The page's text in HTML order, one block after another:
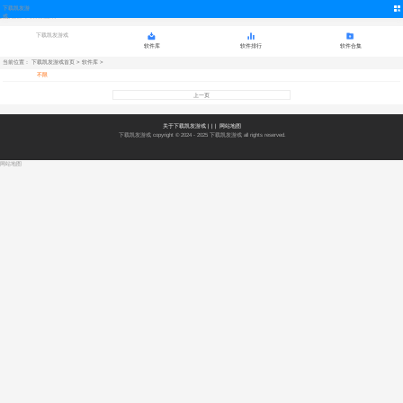
旅游住宿-下载凯发游戏
下载凯发游
戏
下载凯发游戏
软件库 软件排行 软件合集
当前位置：下载凯发游戏首页 >软件库 >
不限
上一页
关于下载凯发游戏 | | |
网站地图
下载凯发游戏 copyright © 2024 - 2025 下载凯发游戏all rights reserved.
网站地图